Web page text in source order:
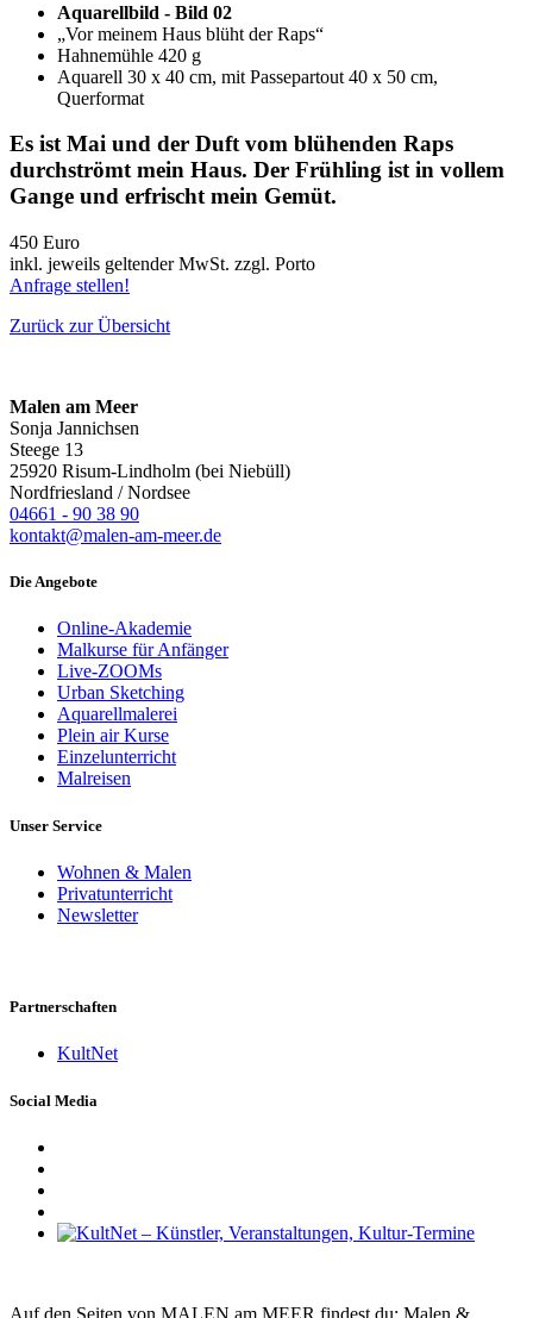
Aquarellbild - Bild 02
„Vor meinem Haus blüht der Raps“
Hahnemühle 420 g
Aquarell 30 x 40 cm, mit Passepartout 40 x 50 cm,
Querformat
Es ist Mai und der Duft vom blühenden Raps
durchströmt mein Haus. Der Frühling ist in vollem
Gange und erfrischt mein Gemüt.
450 Euro
inkl. jeweils geltender MwSt. zzgl. Porto
Anfrage stellen!
Zurück zur Übersicht
Malen am Meer
Sonja Jannichsen
Steege 13
25920 Risum-Lindholm (bei Niebüll)
Nordfriesland / Nordsee
04661 - 90 38 90
kontakt@malen-am-meer.de
Die Angebote
Online-Akademie
Malkurse für Anfänger
Live-ZOOMs
Urban Sketching
Aquarellmalerei
Plein air Kurse
Einzelunterricht
Malreisen
Unser Service
Wohnen & Malen
Privatunterricht
Newsletter
Partnerschaften
KultNet
Social Media
Auf den Seiten von MALEN am MEER findest du: Malen &